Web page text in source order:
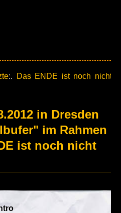
:.
Das ENDE ist noch nicht
in Dresden
im Rahmen
ist noch nicht